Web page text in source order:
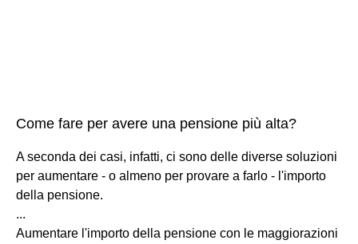
Come fare per avere una pensione più alta?
A seconda dei casi, infatti, ci sono delle diverse soluzioni
per aumentare - o almeno per provare a farlo - l'importo
della pensione.
...
Aumentare l'importo della pensione con le maggiorazioni